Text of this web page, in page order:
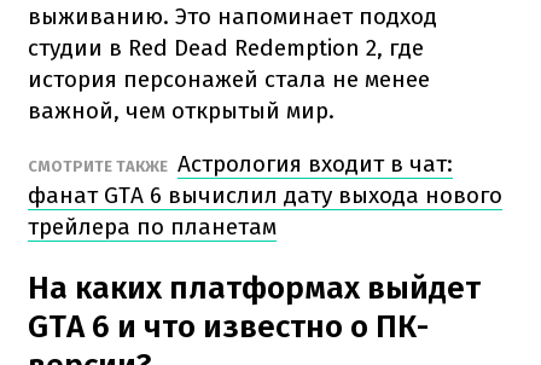
выживанию. Это напоминает подход
студии в Red Dead Redemption 2, где
история персонажей стала не менее
важной, чем открытый мир.
СМОТРИТЕ ТАКЖЕ Астрология входит в чат:
фанат GTA 6 вычислил дату выхода нового
трейлера по планетам
На каких платформах выйдет
GTA 6 и что известно о ПК-